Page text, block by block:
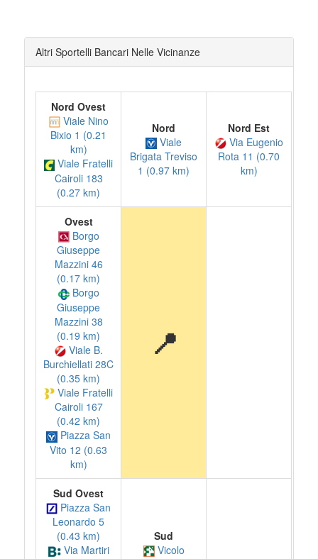
Altri Sportelli Bancari Nelle Vicinanze
Nord Ovest
Viale Nino
Bixio 1 (0.21
km)
Viale Fratelli
Cairoli 183
(0.27 km)
Nord
Viale
Brigata Treviso
1 (0.97 km)
Nord Est
Via Eugenio
Rota 11 (0.70
km)
Ovest
Borgo
Giuseppe
Mazzini 46
(0.17 km)
Borgo
Giuseppe
Mazzini 38
(0.19 km)
Viale B.
Burchiellati 28C
(0.35 km)
Viale Fratelli
Cairoli 167
(0.42 km)
Piazza San
Vito 12 (0.63
km)
📍
Sud Ovest
Piazza San
Leonardo 5
(0.43 km)
Via Martiri
Sud
Vicolo